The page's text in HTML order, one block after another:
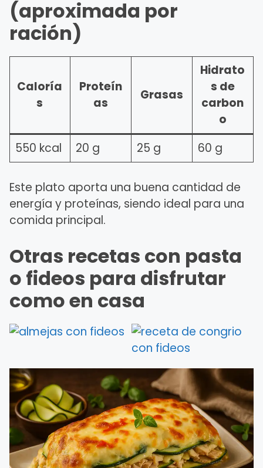
(aproximada por
ración)
Caloría
s
Proteín
as
Grasas
Hidrato
s de
carbon
o
550 kcal
20 g 25 g 60 g
Este plato aporta una buena cantidad de
energía y proteínas, siendo ideal para una
comida principal.
Otras recetas con pasta
o fideos para disfrutar
como en casa